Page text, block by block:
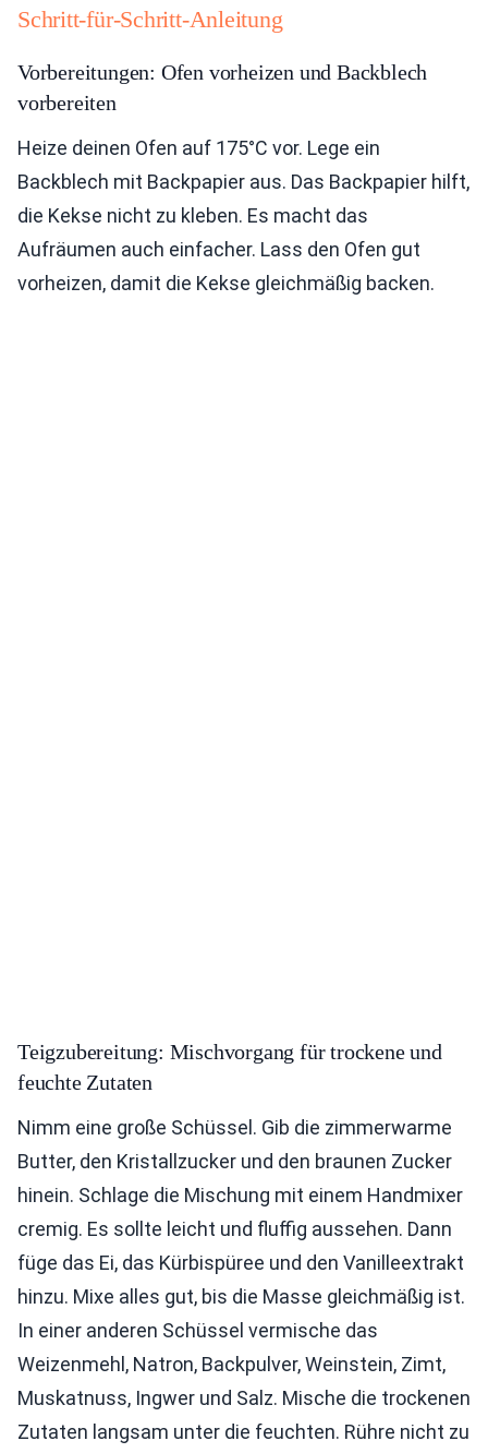
Schritt-für-Schritt-Anleitung
Vorbereitungen: Ofen vorheizen und Backblech
vorbereiten
Heize deinen Ofen auf 175°C vor. Lege ein
Backblech mit Backpapier aus. Das Backpapier hilft,
die Kekse nicht zu kleben. Es macht das
Aufräumen auch einfacher. Lass den Ofen gut
vorheizen, damit die Kekse gleichmäßig backen.
Teigzubereitung: Mischvorgang für trockene und
feuchte Zutaten
Nimm eine große Schüssel. Gib die zimmerwarme
Butter, den Kristallzucker und den braunen Zucker
hinein. Schlage die Mischung mit einem Handmixer
cremig. Es sollte leicht und fluffig aussehen. Dann
füge das Ei, das Kürbispüree und den Vanilleextrakt
hinzu. Mixe alles gut, bis die Masse gleichmäßig ist.
In einer anderen Schüssel vermische das
Weizenmehl, Natron, Backpulver, Weinstein, Zimt,
Muskatnuss, Ingwer und Salz. Mische die trockenen
Zutaten langsam unter die feuchten. Rühre nicht zu